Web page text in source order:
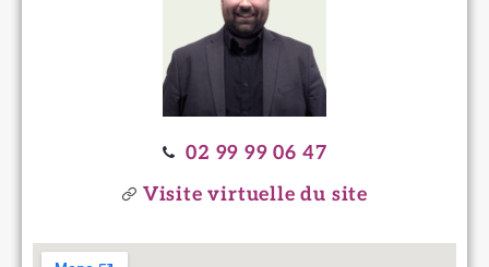
02 99 99 06 47
Visite virtuelle du site